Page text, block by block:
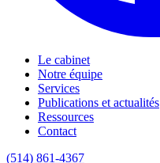
Le cabinet
Notre équipe
Services
Publications et actualités
Ressources
Contact
(514) 861-4367